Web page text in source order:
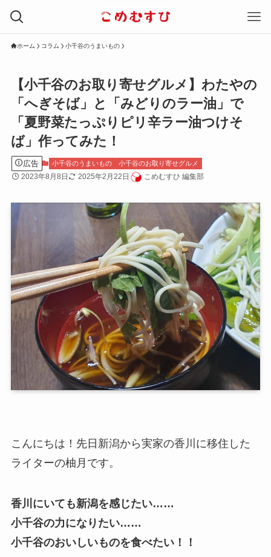
ホーム コラム 小千谷のうまいもの
【小千谷のお取り寄せグルメ】わたやの
「へぎそば」と「みどりのラー油」で
「夏野菜たっぷりピリ辛ラー油つけそ
ば」作ってみた！
広告 小千谷のうまいもの 小千谷のお取り寄せグルメ
2023年8月8日 2025年2月22日 こめむすひ 編集部
こんにちは！先日新潟から実家の香川に移住した
ライターの柚月です。
香川にいても新潟を感じたい……
小千谷の力になりたい……
小千谷のおいしいものを食べたい！！